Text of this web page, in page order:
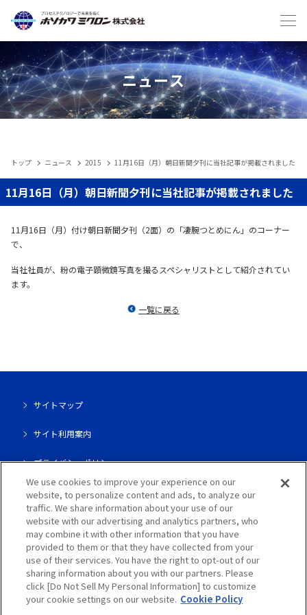
Japanese English
IIoT
メンテナンスサービス・受託
ニュース
採用情報
会社情報
ニュース
トップ ニュース 2015 11月16日（月）朝日新聞夕刊に当社記事が掲載されました
11月16日（月）朝日新聞夕刊に当社記事が掲載されました
11月16日（月）付け朝日新聞夕刊（2面）の「凄腕つとめにん」のコーナー
で、
当社社員が、粉の電子顕微鏡写真を撮るスペシャリストとして紹介されてい
ます。
一覧に戻る
サイトマップ
サイト利用案内
プライバシーポリシー
クッキーポリシー
Copyright Hosokawa Micron Group, All Rights Reserved.
We use cookies to improve your experience on our
website, to personalize content and ads, to analyze our
traffic. We share information about your use of our
website with our advertising and analytics partners, who
may combine it with other information that you have
provided to them or that they have collected from your
use of their services. You have the right to opt-out of our
sharing information about you with our partners. Please
click [Do Not Sell My Personal Information] to customize
your cookie settings on our website. Cookie Policy